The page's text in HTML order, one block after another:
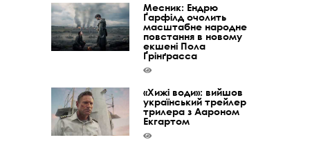
Месник: Ендрю
Ґарфілд очолить
масштабне народне
повстання в новому
екшені Пола
Ґрінґрасса
«Хижі води»: вийшов
український трейлер
трилера з Аароном
Екгартом